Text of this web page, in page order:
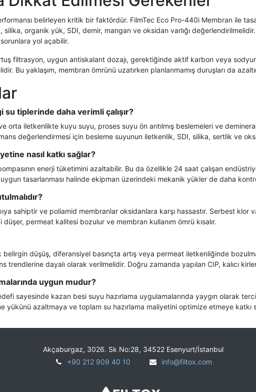
belirleyen kritik bir faktördür. FilmTec Eco Pro-440i Membran ile
organik yük, SDI, demir, mangan ve oksidan varlığı değerlendirilmelidir.
yol açabilir.
filtrasyon, uygun antiskalant dozajı, gerektiğinde aktif karbon veya
Bu yaklaşım, membran ömrünü uzatırken planlanmamış duruşları da
tiplerinde daha verimli çalışır?
orta iletkenlikte kuyu suyu, proses suyu ön arıtılmış beslemeleri ve
değerlendirmesi için besleme suyunun iletkenlik, SDI, silika, sertlik ve
nasıl katkı sağlar?
enerji tüketimini azaltabilir. Bu da özellikle 24 saat çalışan
uygun tasarlanması halinde ekipman üzerindeki mekanik yükler de daha
sahiptir ve poliamid membranlar oksidanlara karşı hassastır. Serbest klor
permeat kalitesi bozulur ve membran kullanım ömrü kısalır.
belirgin düşüş, diferansiyel basınçta artış veya permeat iletkenliğinde
trendlerine dayalı olarak verilmelidir. Doğru zamanda yapılan CIP, kalıcı
uygun mudur?
sayesinde kazan besi suyu hazırlama uygulamalarında yaygın olarak
yükünü azaltmaya ve toplam su hazırlama maliyetini optimize etmeye katkı
Akçaburgaz, 3026. Sk No:28, 34522 Esenyurt/İstanbul
+90 212 909 40 10
info@filtox.com